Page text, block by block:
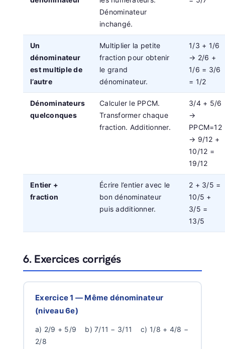
Dénominateur
inchangé.
Un
dénominateur
est multiple de
l’autre
Multiplier la petite
fraction pour obtenir
le grand
dénominateur.
1/3 + 1/6
→ 2/6 +
1/6 = 3/6
= 1/2
Dénominateurs
quelconques
Calculer le PPCM.
Transformer chaque
fraction. Additionner.
3/4 + 5/6
→
PPCM=12
→ 9/12 +
10/12 =
19/12
Entier +
fraction
Écrire l’entier avec le
bon dénominateur
puis additionner.
2 + 3/5 =
10/5 +
3/5 =
13/5
6. Exercices corrigés
Exercice 1 — Même dénominateur
(niveau 6e)
a) 2/9 + 5/9 b) 7/11 − 3/11 c) 1/8 + 4/8 −
2/8